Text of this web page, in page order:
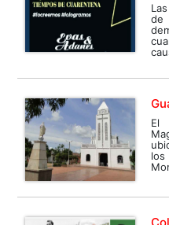
de
El